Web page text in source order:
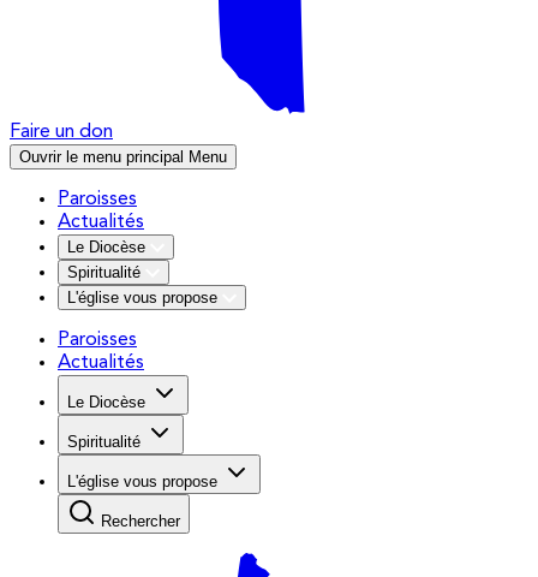
Faire un don
Ouvrir le menu principal Menu
Paroisses
Actualités
Le Diocèse
Spiritualité
L'église vous propose
Paroisses
Actualités
Le Diocèse
Spiritualité
L'église vous propose
Rechercher